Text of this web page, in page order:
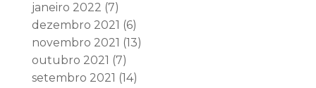
janeiro 2022 (7)
dezembro 2021 (6)
novembro 2021 (13)
outubro 2021 (7)
setembro 2021 (14)